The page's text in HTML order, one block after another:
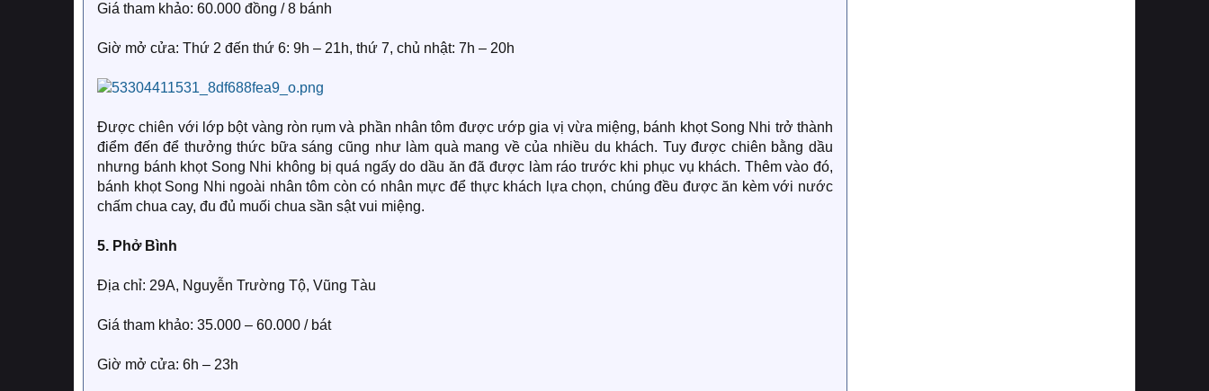
Giá tham khảo: 60.000 đồng / 8 bánh
Giờ mở cửa: Thứ 2 đến thứ 6: 9h – 21h, thứ 7, chủ nhật: 7h – 20h
Được chiên với lớp bột vàng ròn rụm và phần nhân tôm được ướp gia vị vừa miệng, bánh khọt Song Nhi trở thành
điểm đến để thưởng thức bữa sáng cũng như làm quà mang về của nhiều du khách. Tuy được chiên bằng dầu
nhưng bánh khọt Song Nhi không bị quá ngấy do dầu ăn đã được làm ráo trước khi phục vụ khách. Thêm vào đó,
bánh khọt Song Nhi ngoài nhân tôm còn có nhân mực để thực khách lựa chọn, chúng đều được ăn kèm với nước
chấm chua cay, đu đủ muối chua sần sật vui miệng.
5. Phở Bình
Địa chỉ: 29A, Nguyễn Trường Tộ, Vũng Tàu
Giá tham khảo: 35.000 – 60.000 / bát
Giờ mở cửa: 6h – 23h